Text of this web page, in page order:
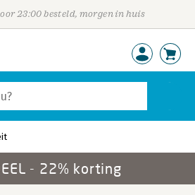
23:00 besteld, morgen in huis
- 22% korting